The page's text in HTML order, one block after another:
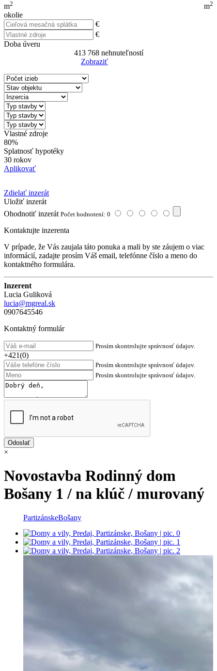
m2 m2
okolie
€
€
Doba úveru
413 768nehnuteľností
Zobraziť
Vlastné zdroje
80%
Splatnosť hypotéky
30 rokov
Aplikovať
Zdielať inzerát
Uložiť inzerát
Ohodnotiť inzerát Počet hodnotení: 0
Kontaktujte inzerenta
V prípade, že Vás zaujala táto ponuka a mali by ste záujem o viac
informácií, zadajte prosím Váš email, telefónne číslo a meno do
kontaktného formulára.
Inzerent
Lucia Guliková
lucia@mgreal.sk
0907645546
Kontaktný formulár
Prosím skontrolujte správnosť údajov.
+421(0)
Prosím skontrolujte správnosť údajov.
Prosím skontrolujte správnosť údajov.
×
Novostavba Rodinný dom
Bošany 1 / na klúč / murovaný
PartizánskeBošany